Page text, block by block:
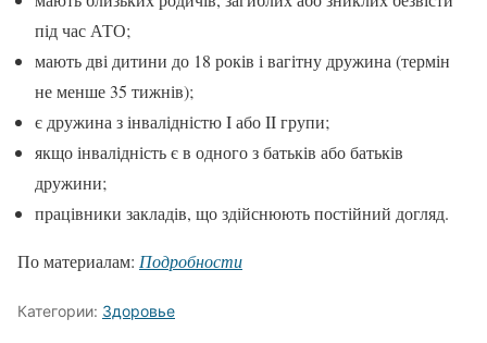
під час АТО;
мають дві дитини до 18 років і вагітну дружина (термін
не менше 35 тижнів);
є дружина з інвалідністю I або II групи;
якщо інвалідність є в одного з батьків або батьків
дружини;
працівники закладів, що здійснюють постійний догляд.
По материалам: Подробности
Категории: Здоровье